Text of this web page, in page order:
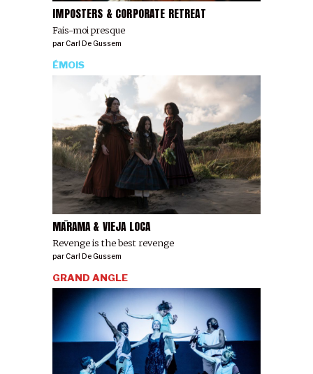
IMPOSTERS & CORPORATE RETREAT
Fais-moi presque
parCarl De Gussem
MĀRAMA & VIEJA LOCA
Revenge is the best revenge
ÉMOIS
parCarl De Gussem
GRAND ANGLE